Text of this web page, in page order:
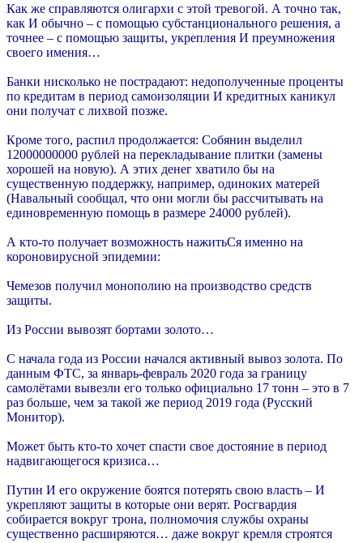
Как же справляются олигархи с этой тревогой. А точно так,
как И обычно – с помощью субстанционального решения, а
точнее – с помощью защиты, укрепления И преумножения
своего имения…
Банки нисколько не пострадают: недополученные проценты
по кредитам в период самоизоляции И кредитных каникул
они получат с лихвой позже.
Кроме того, распил продолжается: Собянин выделил
12000000000 рублей на перекладывание плитки (замены
хорошей на новую). А этих денег хватило бы на
существенную поддержку, например, одиноких матерей
(Навальный сообщал, что они могли бы рассчитывать на
единовременную помощь в размере 24000 рублей).
А кто-то получает возможность нажитьСя именно на
короновирусной эпидемии:
Чемезов получил монополию на производство средств
защиты.
Из России вывозят бортами золото…
С начала года из России начался активный вывоз золота. По
данным ФТС, за январь-февраль 2020 года за границу
самолётами вывезли его только официально 17 тонн – это в 7
раз больше, чем за такой же период 2019 года (Русский
Монитор).
Может быть кто-то хочет спасти свое достояние в период
надвигающегося кризиса…
Путин И его окружение боятся потерять свою власть – И
укрепляют защиты в которые они верят. Росгвардия
собирается вокруг трона, полномочия службы охраны
существенно расширяются… даже вокруг кремля строятся